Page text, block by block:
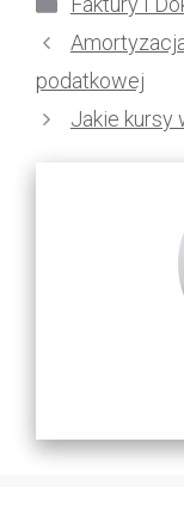
podatkowej
Jakie kursy